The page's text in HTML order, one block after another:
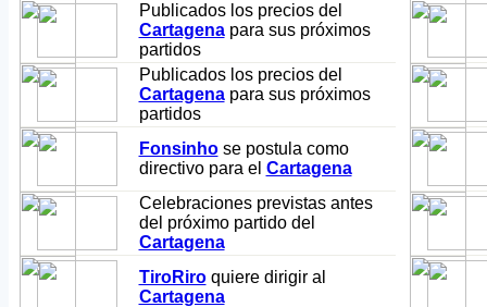
Publicados los precios del
Cartagenapara sus próximos
partidos
Publicados los precios del
Cartagenapara sus próximos
partidos
Fonsinhose postula como
directivo para el Cartagena
Celebraciones previstas antes
del próximo partido del
Cartagena
TiroRiroquiere dirigir al
Cartagena